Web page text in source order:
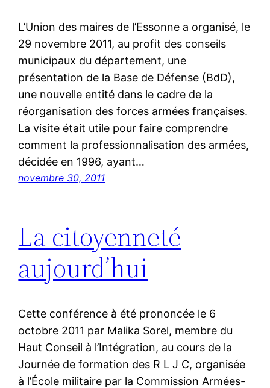
L’Union des maires de l’Essonne a organisé, le
29 novembre 2011, au profit des conseils
municipaux du département, une
présentation de la Base de Défense (BdD),
une nouvelle entité dans le cadre de la
réorganisation des forces armées françaises.
La visite était utile pour faire comprendre
comment la professionnalisation des armées,
décidée en 1996, ayant…
novembre 30, 2011
La citoyenneté
aujourd’hui
Cette conférence à été prononcée le 6
octobre 2011 par Malika Sorel, membre du
Haut Conseil à l’Intégration, au cours de la
Journée de formation des R L J C, organisée
à l’École militaire par la Commission Armées-